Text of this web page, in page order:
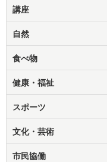
講座
自然
食べ物
健康・福祉
スポーツ
文化・芸術
市民協働